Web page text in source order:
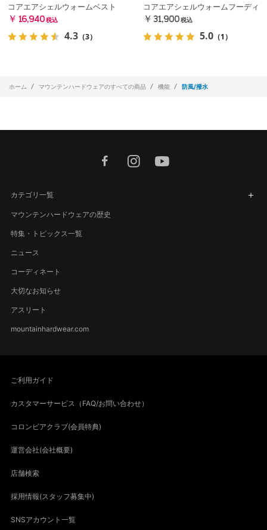
コアエアシェルウォームベスト
￥16,940 税込
4.3 （3）
コアエアシェルウォームフーディ
￥31,900 税込
5.0 （1）
ホーム マウンテンハードウェアのすべての商品 機能 防風/撥水
facebookinstagram
カテゴリ一覧
マウンテンハードウェアの歴史
特集・トピックス一覧
ニュース
コーディネート
大切なお知らせ
アスリート
mountainhardwear.com
ご利用ガイド
カスタマーサービス（FAQ/お問い合わせ）
コロンビアクラブ(会員特典)
運営会社(会社概要)
店舗検索
採用情報(スタッフ募集中)
SNSアカウント一覧